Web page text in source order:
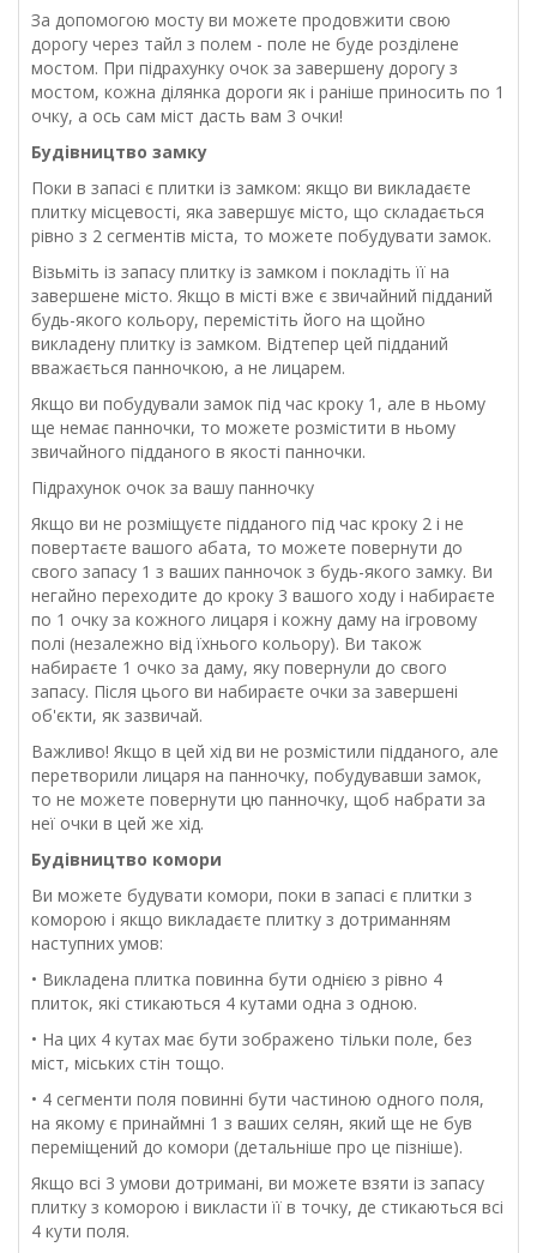
За допомогою мосту ви можете продовжити свою
дорогу через тайл з полем - поле не буде розділене
мостом. При підрахунку очок за завершену дорогу з
мостом, кожна ділянка дороги як і раніше приносить по 1
очку, а ось сам міст дасть вам 3 очки!
Будівництво замку
Поки в запасі є плитки із замком: якщо ви викладаєте
плитку місцевості, яка завершує місто, що складається
рівно з 2 сегментів міста, то можете побудувати замок.
Візьміть із запасу плитку із замком і покладіть її на
завершене місто. Якщо в місті вже є звичайний підданий
будь-якого кольору, перемістіть його на щойно
викладену плитку із замком. Відтепер цей підданий
вважається панночкою, а не лицарем.
Якщо ви побудували замок під час кроку 1, але в ньому
ще немає панночки, то можете розмістити в ньому
звичайного підданого в якості панночки.
Підрахунок очок за вашу панночку
Якщо ви не розміщуєте підданого під час кроку 2 і не
повертаєте вашого абата, то можете повернути до
свого запасу 1 з ваших панночок з будь-якого замку. Ви
негайно переходите до кроку 3 вашого ходу і набираєте
по 1 очку за кожного лицаря і кожну даму на ігровому
полі (незалежно від їхнього кольору). Ви також
набираєте 1 очко за даму, яку повернули до свого
запасу. Після цього ви набираєте очки за завершені
об'єкти, як зазвичай.
Важливо! Якщо в цей хід ви не розмістили підданого, але
перетворили лицаря на панночку, побудувавши замок,
то не можете повернути цю панночку, щоб набрати за
неї очки в цей же хід.
Будівництво комори
Ви можете будувати комори, поки в запасі є плитки з
коморою і якщо викладаєте плитку з дотриманням
наступних умов:
• Викладена плитка повинна бути однією з рівно 4
плиток, які стикаються 4 кутами одна з одною.
• На цих 4 кутах має бути зображено тільки поле, без
міст, міських стін тощо.
• 4 сегменти поля повинні бути частиною одного поля,
на якому є принаймні 1 з ваших селян, який ще не був
переміщений до комори (детальніше про це пізніше).
Якщо всі 3 умови дотримані, ви можете взяти із запасу
плитку з коморою і викласти її в точку, де стикаються всі
4 кути поля.